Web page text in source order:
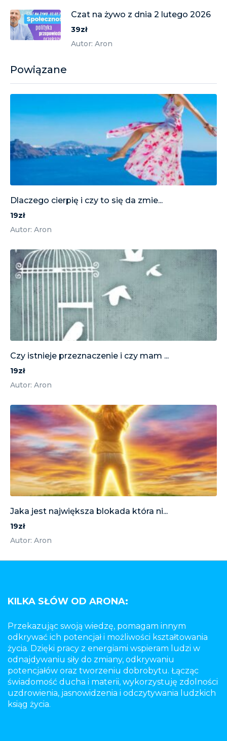
Powiązane
Dlaczego cierpię i czy to się da zmie...
19zł
Autor: Aron
Czy istnieje przeznaczenie i czy mam ...
19zł
Autor: Aron
Jaka jest największa blokada która ni...
19zł
Autor: Aron
Czat na żywo z dnia 2 lutego 2026
39zł
Autor: Aron
KILKA SŁÓW OD ARONA:
Przekazując swoją wiedzę, pomagam innym
odkrywać ich potencjał i możliwości kształtowania
życia. Dzięki pracy z energiami wspieram ludzi w
odnajdywaniu siły do zmiany, odkrywaniu
potencjałów oraz tworzeniu dobrobytu. Łącząc
świadomość ducha i materii, wykorzystuję zdolności
uzdrowienia, jasnowidzenia i odczytywania ludzkich
ksiąg życia.